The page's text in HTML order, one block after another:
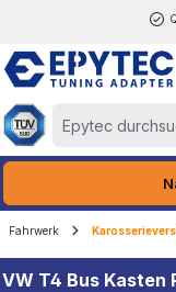
Fahrwerk
VW T4 Bus Kasten